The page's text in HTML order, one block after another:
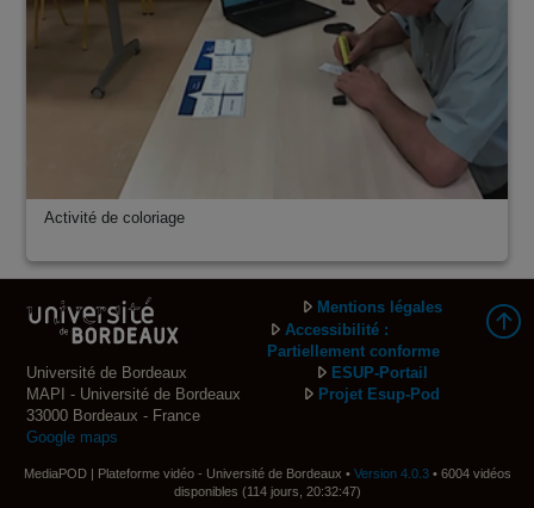
Activité de coloriage
Université de Bordeaux
MAPI - Université de Bordeaux
33000 Bordeaux - France
Google maps
Mentions légales
Accessibilité :
Partiellement conforme
ESUP-Portail
Projet Esup-Pod
MediaPOD | Plateforme vidéo - Université de Bordeaux • Version 4.0.3• 6004 vidéos
disponibles (114 jours, 20:32:47)